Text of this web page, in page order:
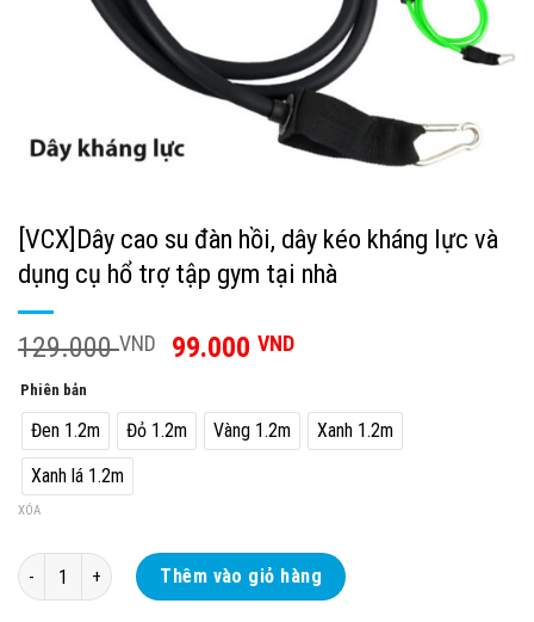
[VCX]Dây cao su đàn hồi, dây kéo kháng lực và
dụng cụ hổ trợ tập gym tại nhà
129.000VND 99.000VND
Phiên bản
Đen 1.2m Đỏ 1.2m Vàng 1.2m
Xanh 1.2m
Xanh lá 1.2m
XÓA
[VCX]Dây cao su đàn hồi, dây kéo kháng lực và dụng cụ hổ trợ tập gym
Thêm vào giỏ hàng